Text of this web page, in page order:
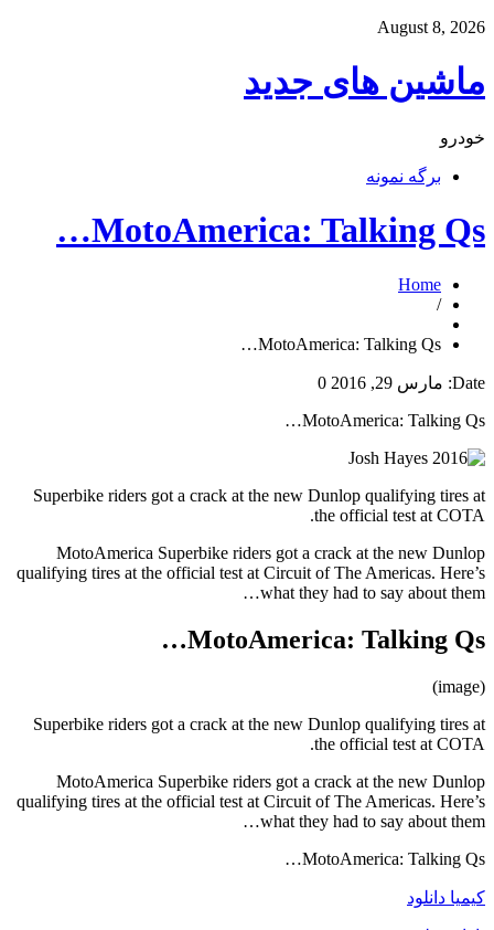
August 8, 2026
ماشین های جدید
خودرو
برگه نمونه
MotoAmerica: Talking Qs…
Home
/
MotoAmerica: Talking Qs…
Date: مارس 29, 2016
0
MotoAmerica: Talking Qs…
Superbike riders got a crack at the new Dunlop qualifying tires at
the official test at COTA.
MotoAmerica Superbike riders got a crack at the new Dunlop
qualifying tires at the official test at Circuit of The Americas. Here’s
what they had to say about them…
MotoAmerica: Talking Qs…
(image)
Superbike riders got a crack at the new Dunlop qualifying tires at
the official test at COTA.
MotoAmerica Superbike riders got a crack at the new Dunlop
qualifying tires at the official test at Circuit of The Americas. Here’s
what they had to say about them…
MotoAmerica: Talking Qs…
کیمیا دانلود